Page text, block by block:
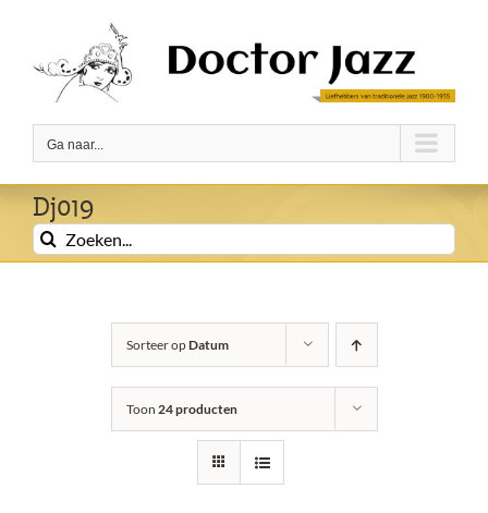
inhoud
Ga naar...
Dj019
Zoeken
naar:
Sorteer opDatum
Toon 24 producten